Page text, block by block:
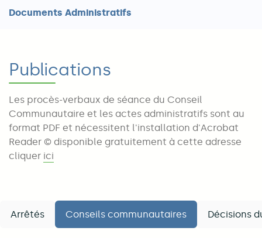
Fil
Documents Administratifs
Publications
Les procès-verbaux de séance du Conseil
Communautaire et les actes administratifs sont au
format PDF et nécessitent l'installation d'Acrobat
Reader © disponible gratuitement à cette adresse
cliquer ici
QuickTabs - Docs
Arrêtés Conseils communautaires Décisions